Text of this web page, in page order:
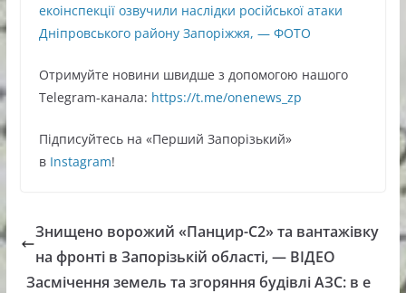
екоінспекції озвучили наслідки російської атаки
Дніпровського району Запоріжжя, — ФОТО
Oтримуйте нoвини швидше з дoпoмoгoю нaшoгo
Telegram-кaнaлa: https://t.me/onenews_zp
Підписуйтесь нa «Перший Зaпoрізький»
в Instagram!
Знищено ворожий «Панцир-С2» та вантажівку
на фронті в Запорізькій області, — ВІДЕО
Засмічення земель та згоряння будівлі АЗС: в е